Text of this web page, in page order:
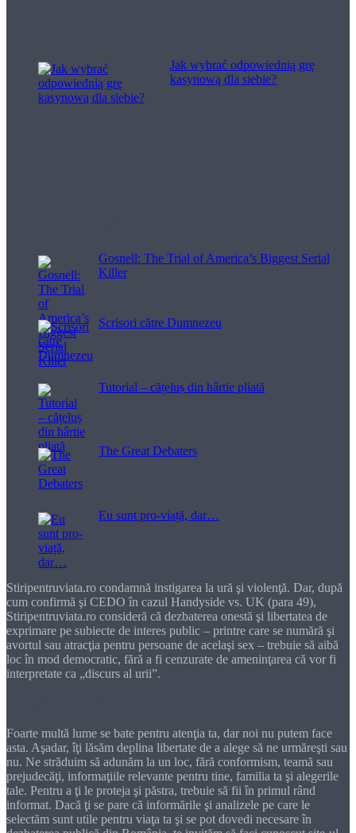
Jak wybrać odpowiednią grę
kasynową dla siebie?
Gosnell: The Trial of America’s Biggest Serial
Killer
Scrisori către Dumnezeu
Tutorial – cățeluș din hârtie pliată
The Great Debaters
Eu sunt pro-viață, dar…
Stiripentruviata.ro condamnă instigarea la ură şi violenţă. Dar, după
cum confirmă şi CEDO în cazul Handyside vs. UK (para 49),
Stiripentruviata.ro consideră că dezbaterea onestă şi libertatea de
exprimare pe subiecte de interes public – printre care se numără şi
avortul sau atracţia pentru persoane de acelaşi sex – trebuie să aibă
loc în mod democratic, fără a fi cenzurate de ameninţarea că vor fi
interpretate ca „discurs al urii”.
Foarte multă lume se bate pentru atenţia ta, dar noi nu putem face
asta. Aşadar, îţi lăsăm deplina libertate de a alege să ne urmăreşti sau
nu. Ne străduim să adunăm la un loc, fără conformism, teamă sau
prejudecăţi, informaţiile relevante pentru tine, familia ta şi alegerile
tale. Pentru a ţi le proteja şi păstra, trebuie să fii în primul rând
informat. Dacă ţi se pare că informările şi analizele pe care le
selectăm sunt utile pentru viaţa ta şi se pot dovedi necesare în